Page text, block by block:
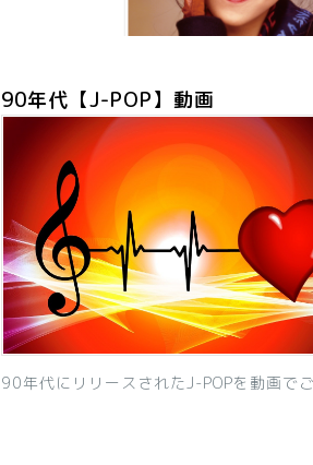
「浅香唯の現在は？旦那も子供も
能人！有名グループ全員が...
90年代【J-POP】動画
90年代にリリースされたJ-POPを動画で